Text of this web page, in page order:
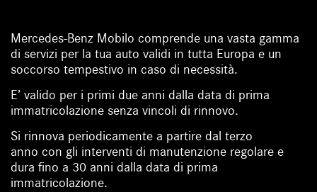
Mercedes-Benz Mobilo comprende una vasta gamma
di servizi per la tua auto validi in tutta Europa e un
soccorso tempestivo in caso di necessità.
E’ valido per i primi due anni dalla data di prima
immatricolazione senza vincoli di rinnovo.
Si rinnova periodicamente a partire dal terzo
anno con gli interventi di manutenzione regolare e
dura fino a 30 anni dalla data di prima
immatricolazione.